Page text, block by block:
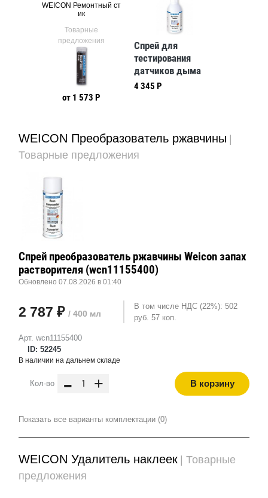
WEICON Ремонтный ст
ик
Товарные
предложения
от 1 573 Р
Спрей для
тестирования
датчиков дыма
Weicon
4 345 Р
WEICON Преобразователь ржавчины
Товарные предложения
Арт. wcn11155400
ID: 52245
Спрей преобразователь ржавчины Weicon запах
растворителя (wcn11155400)
Обновлено 07.08.2026 в 01:40
2 787 ₽ / 400 мл
В том числе НДС (22%): 502
руб. 57 коп.
В наличии на дальнем складе
Кол-во - + В корзину
Показать все варианты комплектации (0)
WEICON Удалитель наклеек
| Товарные
предложения